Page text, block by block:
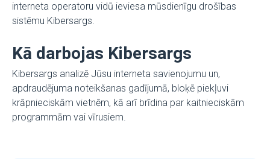
interneta operatoru vidū ieviesa mūsdienīgu drošības
sistēmu Kibersargs.
Kā darbojas Kibersargs
Kibersargs analizē Jūsu interneta savienojumu un,
apdraudējuma noteikšanas gadījumā, bloķē piekļuvi
krāpnieciskām vietnēm, kā arī brīdina par kaitnieciskām
programmām vai vīrusiem.